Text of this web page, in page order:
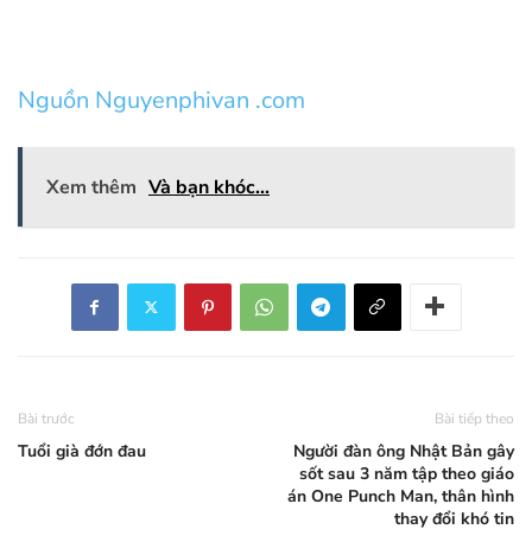
Nguồn Nguyenphivan .com
Xem thêm Và bạn khóc...
Bài trước
Tuổi già đớn đau
Bài tiếp theo
Người đàn ông Nhật Bản gây
sốt sau 3 năm tập theo giáo
án One Punch Man, thân hình
thay đổi khó tin